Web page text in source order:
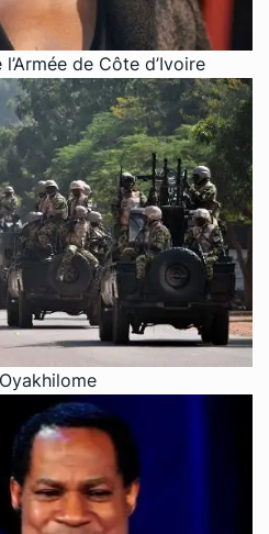
de Côte d’Ivoire